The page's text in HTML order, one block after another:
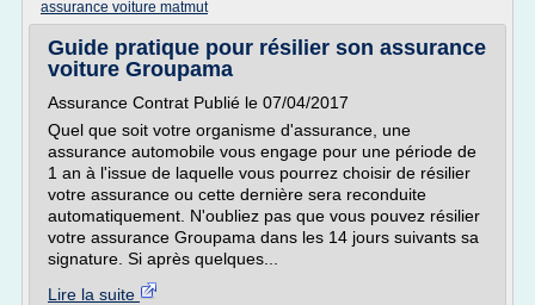
assurance voiture matmut
Guide pratique pour résilier son assurance
voiture Groupama
Assurance Contrat Publié le 07/04/2017
Quel que soit votre organisme d'assurance, une
assurance automobile vous engage pour une période de
1 an à l'issue de laquelle vous pourrez choisir de résilier
votre assurance ou cette dernière sera reconduite
automatiquement. N'oubliez pas que vous pouvez résilier
votre assurance Groupama dans les 14 jours suivants sa
signature. Si après quelques...
Lire la suite